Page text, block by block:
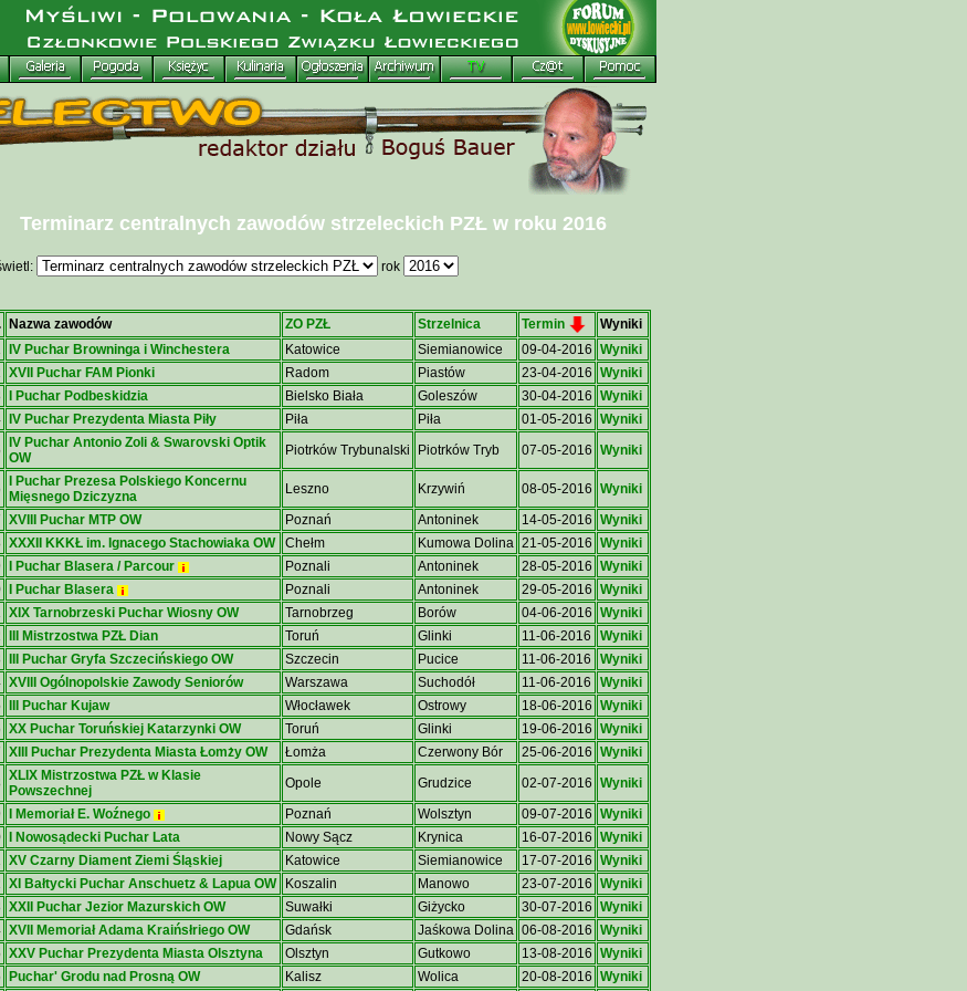
Terminarz centralnych zawodów strzeleckich PZŁ w roku 2016
rok
Nazwa zawodów ZO PZŁ Strzelnica Termin
Wyniki
IV Puchar Browninga i Winchestera Katowice Siemianowice 09-04-2016 Wyniki
XVII Puchar FAM Pionki Radom Piastów 23-04-2016 Wyniki
I Puchar Podbeskidzia Bielsko Biała Goleszów 30-04-2016 Wyniki
IV Puchar Prezydenta Miasta Piły Piła Piła 01-05-2016 Wyniki
IV Puchar Antonio Zoli & Swarovski Optik
OW
Piotrków Trybunalski Piotrków Tryb 07-05-2016 Wyniki
I Puchar Prezesa Polskiego Koncernu
Mięsnego Dziczyzna
Leszno Krzywiń 08-05-2016 Wyniki
XVIII Puchar MTP OW Poznań Antoninek 14-05-2016 Wyniki
XXXII KKKŁ im. Ignacego Stachowiaka OW Chełm Kumowa Dolina 21-05-2016 Wyniki
I Puchar Blasera / Parcour Poznali Antoninek 28-05-2016 Wyniki
I Puchar Blasera Poznali Antoninek 29-05-2016 Wyniki
XIX Tarnobrzeski Puchar Wiosny OW Tarnobrzeg Borów 04-06-2016 Wyniki
III Mistrzostwa PZŁ Dian Toruń Glinki 11-06-2016
Wyniki
III Puchar Gryfa Szczecińskiego OW Szczecin Pucice 11-06-2016
Wyniki
XVIII Ogólnopolskie Zawody Seniorów Warszawa Suchodół 11-06-2016
Wyniki
III Puchar Kujaw Włocławek Ostrowy 18-06-2016 Wyniki
XX Puchar Toruńskiej Katarzynki OW Toruń Glinki 19-06-2016 Wyniki
XIII Puchar Prezydenta Miasta Łomży OW Łomża Czerwony Bór 25-06-2016 Wyniki
XLIX Mistrzostwa PZŁ w Klasie
Powszechnej
Opole Grudzice 02-07-2016 Wyniki
I Memoriał E. Woźnego Poznań Wolsztyn 09-07-2016 Wyniki
I Nowosądecki Puchar Lata Nowy Sącz Krynica 16-07-2016 Wyniki
XV Czarny Diament Ziemi Śląskiej Katowice Siemianowice 17-07-2016 Wyniki
XI Bałtycki Puchar Anschuetz & Lapua OW Koszalin Manowo 23-07-2016 Wyniki
XXII Puchar Jezior Mazurskich OW Suwałki Giżycko 30-07-2016 Wyniki
XVII Memoriał Adama Kraińsłriego OW Gdańsk Jaśkowa Dolina 06-08-2016 Wyniki
XXV Puchar Prezydenta Miasta Olsztyna Olsztyn Gutkowo 13-08-2016 Wyniki
Puchar' Grodu nad Prosną OW Kalisz Wolica 20-08-2016 Wyniki